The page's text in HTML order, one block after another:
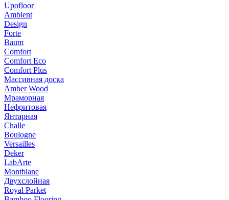
Upofloor
Ambient
Design
Forte
Baum
Comfort
Comfort Eco
Comfort Plus
Массивная доска
Amber Wood
Мраморная
Нефритовая
Янтарная
Challe
Boulogne
Versailles
Deker
LabArte
Montblanc
Двухслойная
Royal Parket